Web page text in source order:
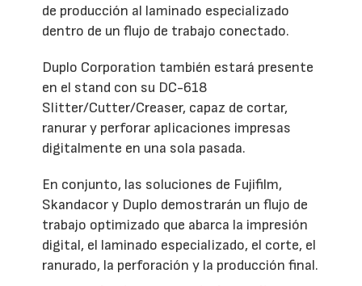
de producción al laminado especializado
dentro de un flujo de trabajo conectado.
Duplo Corporation también estará presente
en el stand con su DC-618
Slitter/Cutter/Creaser, capaz de cortar,
ranurar y perforar aplicaciones impresas
digitalmente en una sola pasada.
En conjunto, las soluciones de Fujifilm,
Skandacor y Duplo demostrarán un flujo de
trabajo optimizado que abarca la impresión
digital, el laminado especializado, el corte, el
ranurado, la perforación y la producción final.